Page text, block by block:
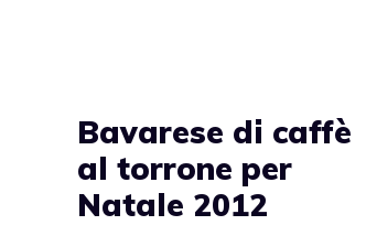
Bavarese di caffè
al torrone per
Natale 2012